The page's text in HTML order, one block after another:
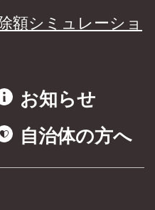
額シミュレーショ
お知らせ
自治体の方へ